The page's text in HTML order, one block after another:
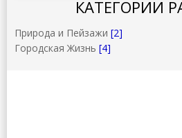
КАТЕГОРИИ
Природа и Пейзажи [2]
Городская Жизнь [4]